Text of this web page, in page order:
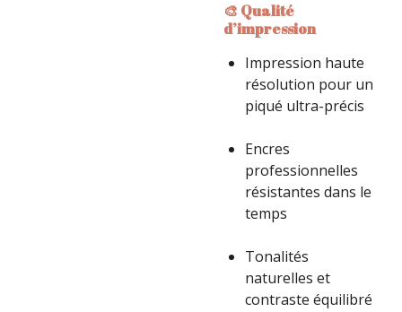
🎨 Qualité
d’impression
Impression haute
résolution pour un
piqué ultra-précis
Encres
professionnelles
résistantes dans le
temps
Tonalités
naturelles et
contraste équilibré